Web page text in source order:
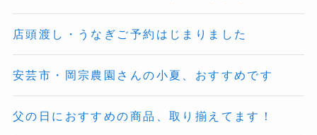
店頭渡し・うなぎご予約はじまりました
安芸市・岡宗農園さんの小夏、おすすめです
父の日におすすめの商品、取り揃えてます！